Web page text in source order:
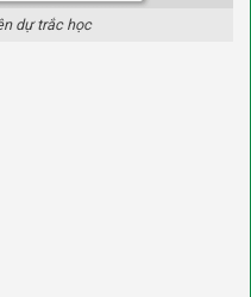
dự trắc học